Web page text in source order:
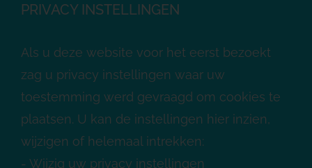
PRIVACY INSTELLINGEN
Als u deze website voor het eerst bezoekt
zag u privacy instellingen waar uw
toestemming werd gevraagd om cookies te
plaatsen. U kan de instellingen hier inzien,
wijzigen of helemaal intrekken:
- Wijzig uw privacy instellingen